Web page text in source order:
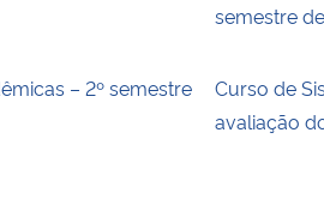
semestre
– 2º semestre
Curso de
avaliação